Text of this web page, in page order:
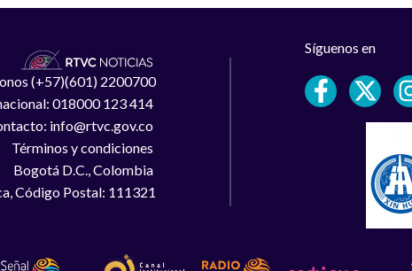
(+57)(601) 2200700
018000 123 414
info@rtvc.gov.co
Términos y condiciones
Bogotá D.C., Colombia
Código Postal: 111321
Síguenos en